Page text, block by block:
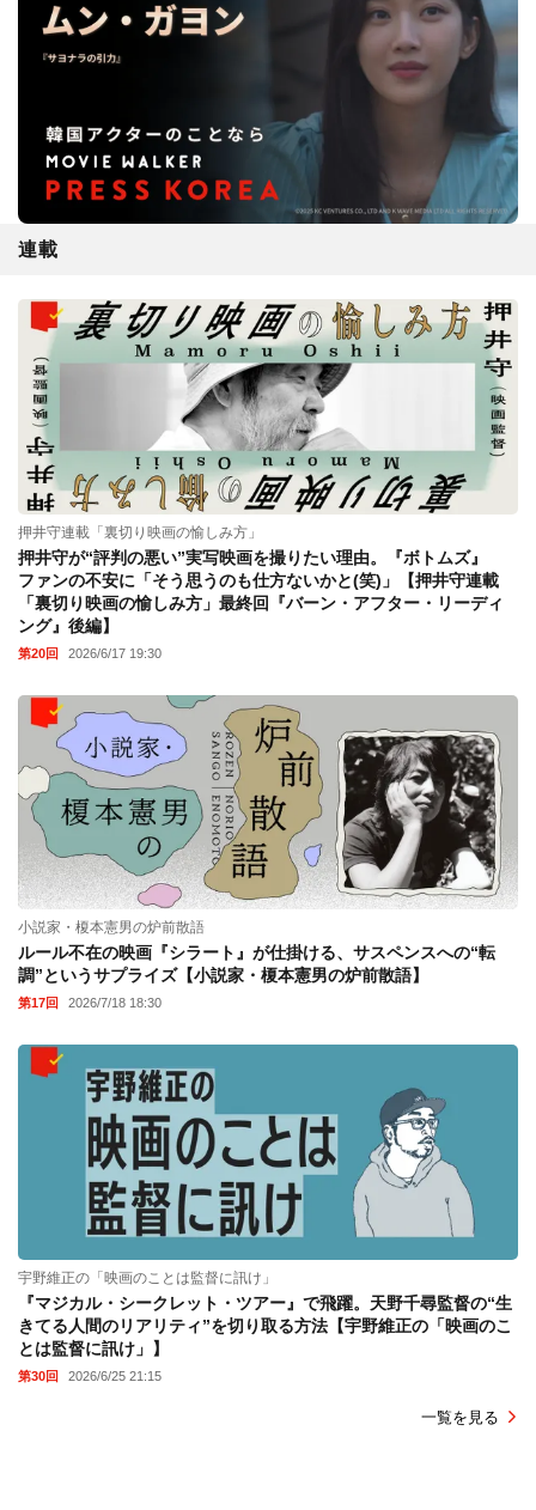
連載
押井守連載「裏切り映画の愉しみ方」
押井守が“評判の悪い”実写映画を撮りたい理由。『ボトムズ』
ファンの不安に「そう思うのも仕方ないかと(笑)」【押井守連載
「裏切り映画の愉しみ方」最終回『バーン・アフター・リーディ
ング』後編】
第20回 2026/6/17 19:30
小説家・榎本憲男の炉前散語
ルール不在の映画『シラート』が仕掛ける、サスペンスへの“転
調”というサプライズ【小説家・榎本憲男の炉前散語】
第17回 2026/7/18 18:30
宇野維正の「映画のことは監督に訊け」
『マジカル・シークレット・ツアー』で飛躍。天野千尋監督の“生
きてる人間のリアリティ”を切り取る方法【宇野維正の「映画のこ
とは監督に訊け」】
第30回 2026/6/25 21:15
一覧を見る